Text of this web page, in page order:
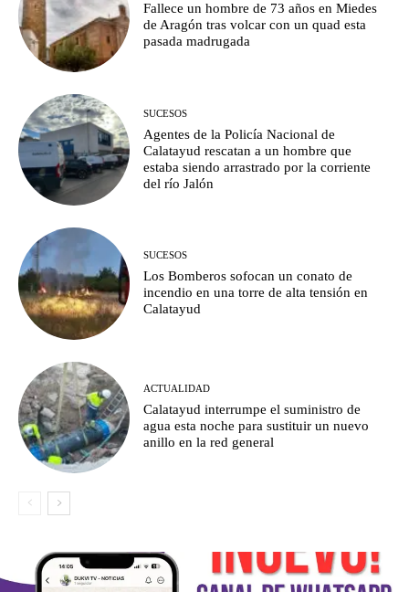
Fallece un hombre de 73 años en Miedes
de Aragón tras volcar con un quad esta
pasada madrugada
SUCESOS
Agentes de la Policía Nacional de
Calatayud rescatan a un hombre que
estaba siendo arrastrado por la corriente
del río Jalón
SUCESOS
Los Bomberos sofocan un conato de
incendio en una torre de alta tensión en
Calatayud
ACTUALIDAD
Calatayud interrumpe el suministro de
agua esta noche para sustituir un nuevo
anillo en la red general